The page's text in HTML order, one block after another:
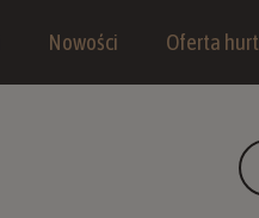
Nowości Oferta hurt